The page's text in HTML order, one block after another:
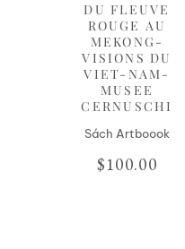
DU FLEUVE
ROUGE AU
MEKONG-
VISIONS DU
VIET-NAM-
MUSEE
CERNUSCHI
Sách Artboook
$100.00